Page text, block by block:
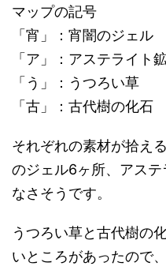
マップの記号
「宵」：宵闇のジェル
「ア」：アステライト
「う」：うつろい草
「古」：古代樹の化石
それぞれの素材が拾え
のジェル6ヶ所、アス
なさそうです。
うつろい草と古代樹の
いところがあったので